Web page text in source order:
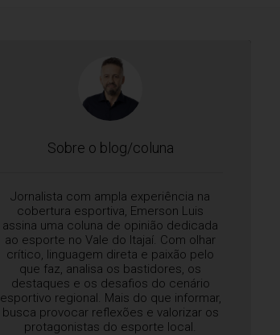
Sobre o blog/coluna
Jornalista com ampla experiência na
cobertura esportiva, Emerson Luis
assina uma coluna de opinião dedicada
ao esporte no Vale do Itajaí. Com olhar
crítico, linguagem direta e paixão pelo
que faz, analisa os bastidores, os
destaques e os desafios do cenário
esportivo regional. Mais do que informar,
busca provocar reflexões e valorizar os
protagonistas do esporte local.